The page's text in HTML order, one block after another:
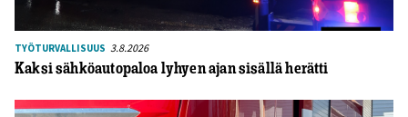
TYÖTURVALLISUUS 3.8.2026
Kaksi sähköautopaloa lyhyen ajan sisällä herätti